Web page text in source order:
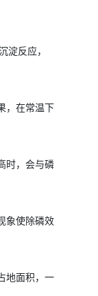
淀反应，
，在常温下
时，会与磷
象使除磷效
地面积，一